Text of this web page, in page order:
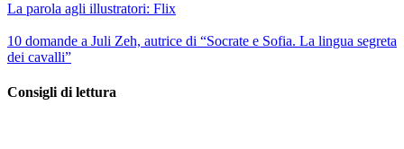
La parola agli illustratori: Flix
10 domande a Juli Zeh, autrice di “Socrate e Sofia. La lingua segreta
dei cavalli”
Consigli di lettura